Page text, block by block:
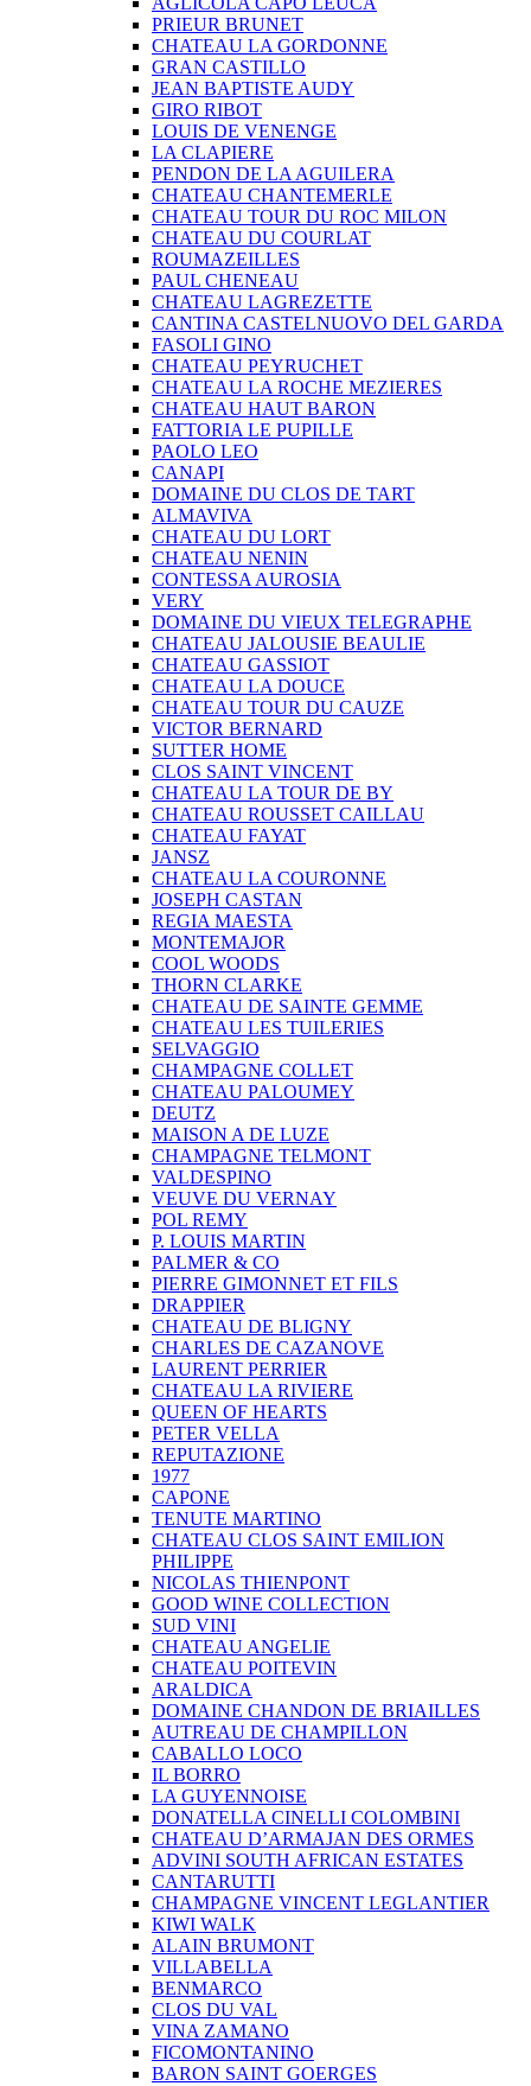
PRIEUR BRUNET
CHATEAU LA GORDONNE
GRAN CASTILLO
JEAN BAPTISTE AUDY
GIRO RIBOT
LOUIS DE VENENGE
LA CLAPIERE
PENDON DE LA AGUILERA
CHATEAU CHANTEMERLE
CHATEAU TOUR DU ROC MILON
CHATEAU DU COURLAT
ROUMAZEILLES
PAUL CHENEAU
CHATEAU LAGREZETTE
CANTINA CASTELNUOVO DEL GARDA
FASOLI GINO
CHATEAU PEYRUCHET
CHATEAU LA ROCHE MEZIERES
CHATEAU HAUT BARON
FATTORIA LE PUPILLE
PAOLO LEO
CANAPI
DOMAINE DU CLOS DE TART
ALMAVIVA
CHATEAU DU LORT
CHATEAU NENIN
CONTESSA AUROSIA
VERY
DOMAINE DU VIEUX TELEGRAPHE
CHATEAU JALOUSIE BEAULIE
CHATEAU GASSIOT
CHATEAU LA DOUCE
CHATEAU TOUR DU CAUZE
VICTOR BERNARD
SUTTER HOME
CLOS SAINT VINCENT
CHATEAU LA TOUR DE BY
CHATEAU ROUSSET CAILLAU
CHATEAU FAYAT
JANSZ
CHATEAU LA COURONNE
JOSEPH CASTAN
REGIA MAESTA
MONTEMAJOR
COOL WOODS
THORN CLARKE
CHATEAU DE SAINTE GEMME
CHATEAU LES TUILERIES
SELVAGGIO
CHAMPAGNE COLLET
CHATEAU PALOUMEY
DEUTZ
MAISON A DE LUZE
CHAMPAGNE TELMONT
VALDESPINO
VEUVE DU VERNAY
POL REMY
P. LOUIS MARTIN
PALMER & CO
PIERRE GIMONNET ET FILS
DRAPPIER
CHATEAU DE BLIGNY
CHARLES DE CAZANOVE
LAURENT PERRIER
CHATEAU LA RIVIERE
QUEEN OF HEARTS
PETER VELLA
REPUTAZIONE
1977
CAPONE
TENUTE MARTINO
CHATEAU CLOS SAINT EMILION
PHILIPPE
NICOLAS THIENPONT
GOOD WINE COLLECTION
SUD VINI
CHATEAU ANGELIE
CHATEAU POITEVIN
ARALDICA
DOMAINE CHANDON DE BRIAILLES
AUTREAU DE CHAMPILLON
CABALLO LOCO
IL BORRO
LA GUYENNOISE
DONATELLA CINELLI COLOMBINI
CHATEAU D’ARMAJAN DES ORMES
ADVINI SOUTH AFRICAN ESTATES
CANTARUTTI
CHAMPAGNE VINCENT LEGLANTIER
KIWI WALK
ALAIN BRUMONT
VILLABELLA
BENMARCO
CLOS DU VAL
VINA ZAMANO
FICOMONTANINO
BARON SAINT GOERGES